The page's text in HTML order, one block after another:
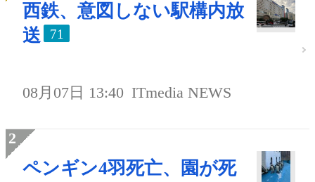
西鉄、意図しない駅構内放
送
71
08月07日 13:40 ITmedia NEWS
ペンギン4羽死亡、園が死